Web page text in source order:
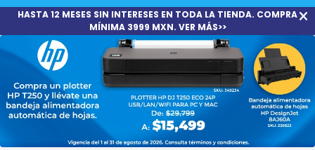
HASTA 12 MESES SIN INTERESES EN TODA LA TIENDA. COMPRA
MÍNIMA 3999 MXN. VER MÁS>>